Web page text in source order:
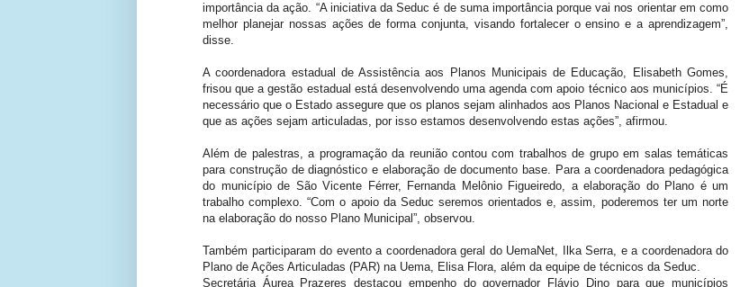
importância da ação. “A iniciativa da Seduc é de suma importância porque vai nos orientar em como
melhor planejar nossas ações de forma conjunta, visando fortalecer o ensino e a aprendizagem”,
disse.
A coordenadora estadual de Assistência aos Planos Municipais de Educação, Elisabeth Gomes,
frisou que a gestão estadual está desenvolvendo uma agenda com apoio técnico aos municípios. “É
necessário que o Estado assegure que os planos sejam alinhados aos Planos Nacional e Estadual e
que as ações sejam articuladas, por isso estamos desenvolvendo estas ações”, afirmou.
Além de palestras, a programação da reunião contou com trabalhos de grupo em salas temáticas
para construção de diagnóstico e elaboração de documento base. Para a coordenadora pedagógica
do município de São Vicente Férrer, Fernanda Melônio Figueiredo, a elaboração do Plano é um
trabalho complexo. “Com o apoio da Seduc seremos orientados e, assim, poderemos ter um norte
na elaboração do nosso Plano Municipal”, observou.
Também participaram do evento a coordenadora geral do UemaNet, Ilka Serra, e a coordenadora do
Plano de Ações Articuladas (PAR) na Uema, Elisa Flora, além da equipe de técnicos da Seduc.
Secretária Áurea Prazeres destacou empenho do governador Flávio Dino para que municípios